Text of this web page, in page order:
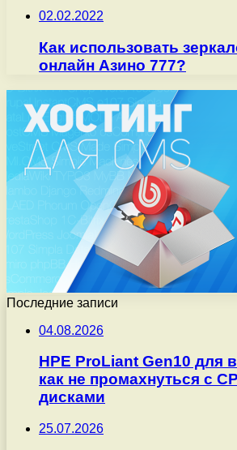
02.02.2022
Как использовать
онлайн Азино 777?
Последние записи
04.08.2026
HPE ProLiant Gen10 для
как не промахнуться с
дисками
25.07.2026